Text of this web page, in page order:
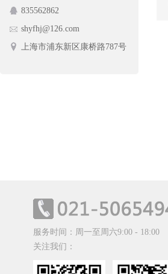
护栏网
蔬菜架
835562862
shyfhj@126.com
上海市浦东新区康桥路787号
服务时间：周一至周六9:00 - 18:00
关注我们：